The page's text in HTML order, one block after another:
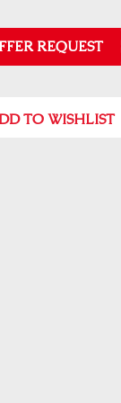
REQUEST
TO WISHLIST